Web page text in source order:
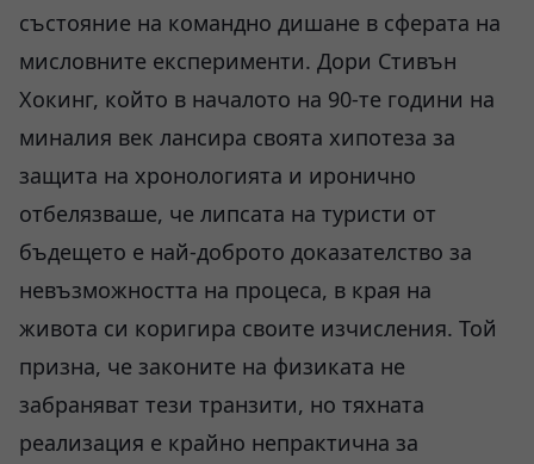
състояние на командно дишане в сферата на
мисловните експерименти. Дори Стивън
Хокинг, който в началото на 90-те години на
миналия век лансира своята хипотеза за
защита на хронологията и иронично
отбелязваше, че липсата на туристи от
бъдещето е най-доброто доказателство за
невъзможността на процеса, в края на
живота си коригира своите изчисления. Той
призна, че законите на физиката не
забраняват тези транзити, но тяхната
реализация е крайно непрактична за